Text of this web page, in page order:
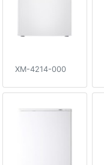
XM-4214-000